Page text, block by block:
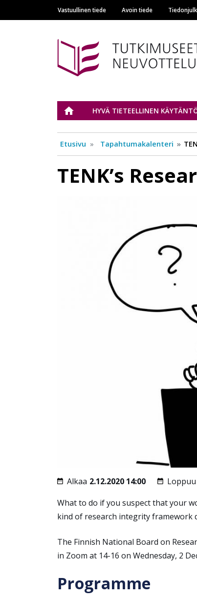
Main navigation
Vastuullinen tiede Avoin tiede
ETUSIVUHYVÄ TIETEELLINEN
Etusivu Tapahtumakalenteri
TENK’s
Alkaa 2.12.2020 14:00 Loppuu
What to do if you suspect that your
kind of research integrity framework
The Finnish National Board on
in Zoom at 14-16 on Wednesday, 2
Programme